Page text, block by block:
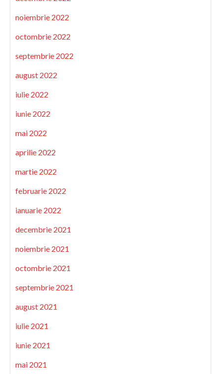
noiembrie 2022
octombrie 2022
septembrie 2022
august 2022
iulie 2022
iunie 2022
mai 2022
aprilie 2022
martie 2022
februarie 2022
ianuarie 2022
decembrie 2021
noiembrie 2021
octombrie 2021
septembrie 2021
august 2021
iulie 2021
iunie 2021
mai 2021